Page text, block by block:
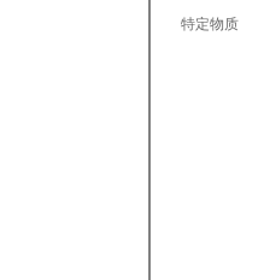
特定物质